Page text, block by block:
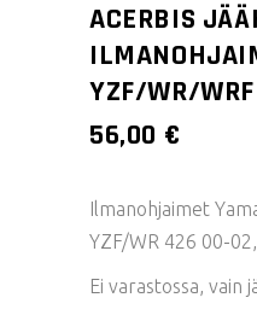
ACERBIS
YZF/WR/WRF
56,00 €
Ilmanohjaimet
YZF/WR 426 00-
Ei varastossa, vain